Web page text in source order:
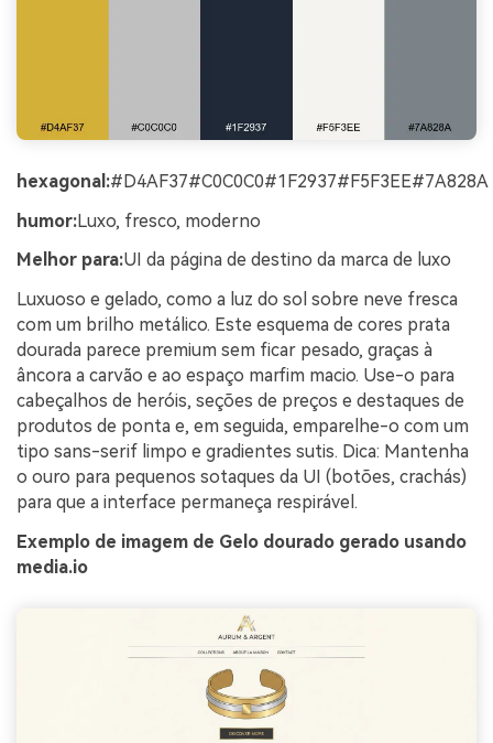
hexagonal:#D4AF37#C0C0C0#1F2937#F5F3EE#7A828A
humor:Luxo, fresco, moderno
Melhor para:UI da página de destino da marca de luxo
Luxuoso e gelado, como a luz do sol sobre neve fresca
com um brilho metálico. Este esquema de cores prata
dourada parece premium sem ficar pesado, graças à
âncora a carvão e ao espaço marfim macio. Use-o para
cabeçalhos de heróis, seções de preços e destaques de
produtos de ponta e, em seguida, emparelhe-o com um
tipo sans-serif limpo e gradientes sutis. Dica: Mantenha
o ouro para pequenos sotaques da UI (botões, crachás)
para que a interface permaneça respirável.
Exemplo de imagem de Gelo dourado gerado usando
media.io